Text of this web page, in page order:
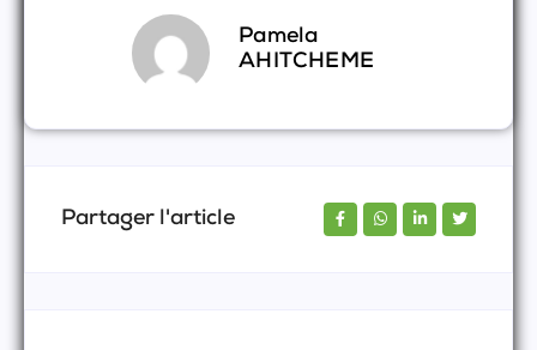
Pamela
AHITCHEME
Partager l'article